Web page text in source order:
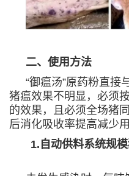
二、使用方法
“御瘟汤”原药粉直接
猪瘟效果不明显，必须
的效果，且必须全场猪
后消化吸收率提高减少
1.自动供料系统规